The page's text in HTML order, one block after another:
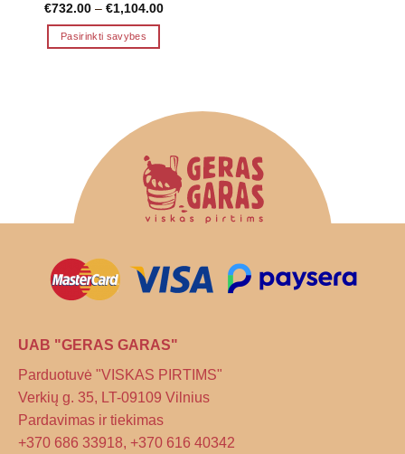
€732.00 – €1,104.00Price
Pasirinkti savybes
variants.
The
options
the
product
page
UAB "GERAS GARAS"
Parduotuvė "VISKAS PIRTIMS"
Verkių g. 35, LT-09109 Vilnius
Pardavimas ir tiekimas
+370 686 33918, +370 616 40342